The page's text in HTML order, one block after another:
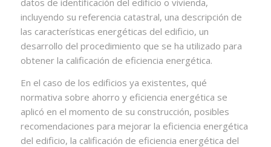
datos de identificación del edificio o vivienda,
incluyendo su referencia catastral, una descripción de
las características energéticas del edificio, un
desarrollo del procedimiento que se ha utilizado para
obtener la calificación de eficiencia energética.
En el caso de los edificios ya existentes, qué
normativa sobre ahorro y eficiencia energética se
aplicó en el momento de su construcción, posibles
recomendaciones para mejorar la eficiencia energética
del edificio, la calificación de eficiencia energética del